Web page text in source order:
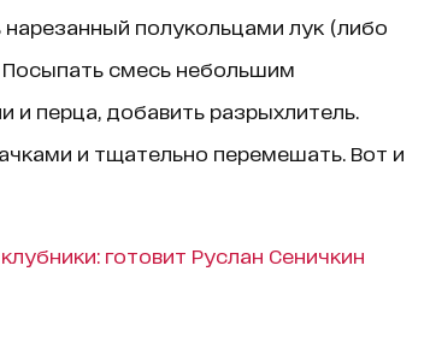
полукольцами лук (либо
Посыпать смесь небольшим
и перца, добавить разрыхлитель.
и тщательно перемешать. Вот и
готовит Руслан Сеничкин